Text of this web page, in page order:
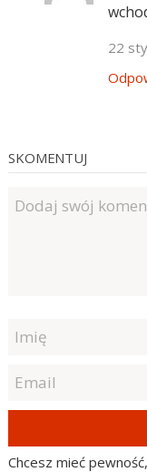
22
SKOMENTUJ
Chcesz mieć